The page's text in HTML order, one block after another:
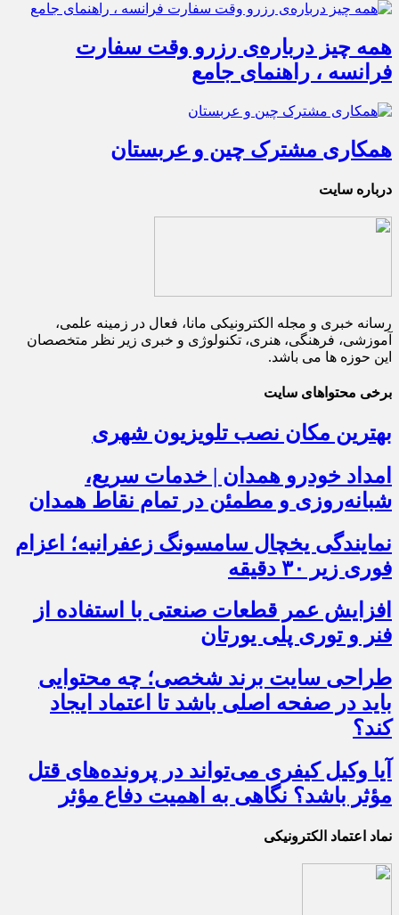
همه چیز درباره‌ی رزرو وقت سفارت
فرانسه ، راهنمای جامع
همکاری مشترک چین و عربستان
درباره سایت
رسانه خبری و مجله الکترونیکی مانا، فعال در زمینه علمی،
آموزشی، فرهنگی، هنری، تکنولوژی و خبری زیر نظر متخصصان
این حوزه ها می باشد.
برخی محتواهای سایت
بهترین مکان نصب تلویزیون شهری
امداد خودرو همدان | خدمات سریع،
شبانه‌روزی و مطمئن در تمام نقاط همدان
نمایندگی یخچال سامسونگ زعفرانیه؛ اعزام
فوری زیر ۳۰ دقیقه
افزایش عمر قطعات صنعتی با استفاده از
فنر و توری پلی یورتان
طراحی سایت برند شخصی؛ چه محتوایی
باید در صفحه اصلی باشد تا اعتماد ایجاد
کند؟
آیا وکیل کیفری می‌تواند در پرونده‌های قتل
مؤثر باشد؟ نگاهی به اهمیت دفاع مؤثر
نماد اعتماد الکترونیکی